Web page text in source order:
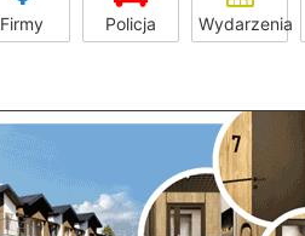
Firmy Policja Wydarzenia